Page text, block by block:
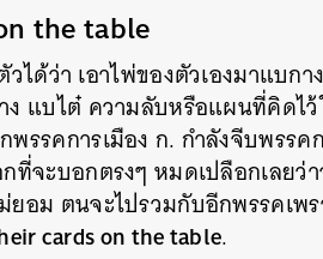
the table
ได้ว่า เอาไพ่ของตัวเองมาแบก
ง แบไต๋ ความลับหรือแผนที่คิด
รรคการเมือง ก. กำลังจีบพรร
กที่จะบอกตรงๆ หมดเปลือกเลย
ยอม ตนจะไปรวมกับอีกพรรคเ
cards on the table.